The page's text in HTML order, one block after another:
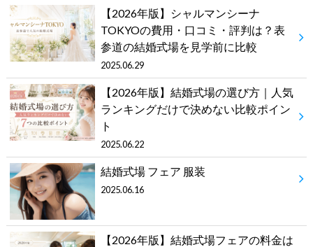
【2026年版】シャルマンシーナ
TOKYOの費用・口コミ・評判は？表
参道の結婚式場を見学前に比較
2025.06.29
【2026年版】結婚式場の選び方｜人気
ランキングだけで決めない比較ポイン
ト
2025.06.22
結婚式場 フェア 服装
2025.06.16
【2026年版】結婚式場フェアの料金は